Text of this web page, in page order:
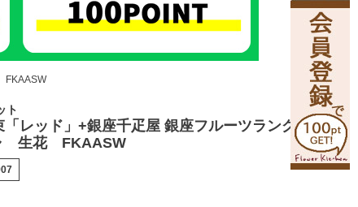
FKAASW
ト
「レッド」+銀座千疋屋 銀座フルーツラング
生花 FKAASW